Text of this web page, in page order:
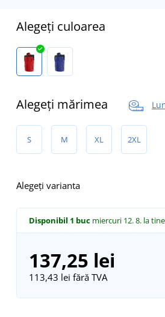
Alegeți culoarea
Alegeți mărimea
S M XL 2XL
Alegeți varianta
Disponibil 1 buc miercuri 12. 8. la tine
137,25 lei
113,43 lei fără TVA